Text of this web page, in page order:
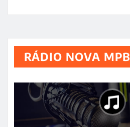
RÁDIO NOVA MPB